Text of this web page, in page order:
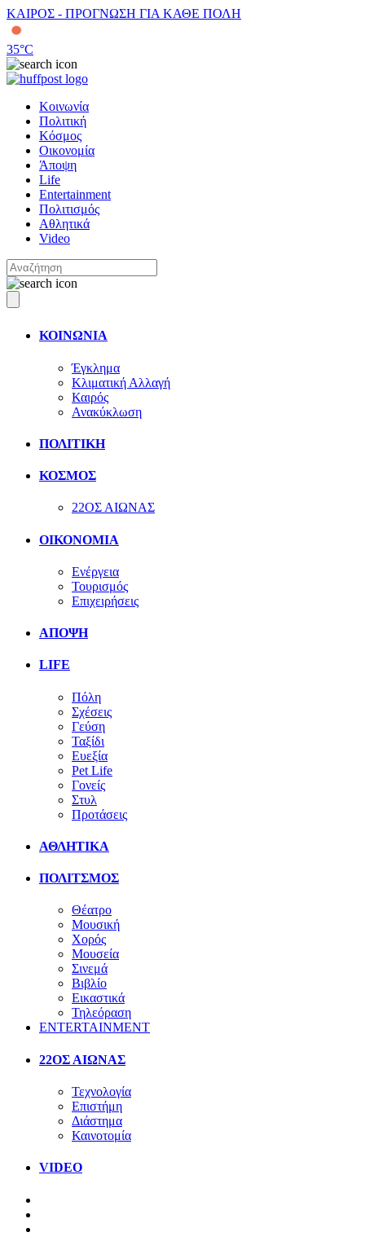
ΚΑΙΡΟΣ - ΠΡΟΓΝΩΣΗ ΓΙΑ ΚΑΘΕ ΠΟΛΗ
35°C
Κοινωνία
Πολιτική
Κόσμος
Οικονομία
Άποψη
Life
Entertainment
Πολιτισμός
Αθλητικά
Video
ΚΟΙΝΩΝΙΑ
Έγκλημα
Κλιματική Αλλαγή
Καιρός
Ανακύκλωση
ΠΟΛΙΤΙΚΗ
ΚΟΣΜΟΣ
22ΟΣ ΑΙΩΝΑΣ
ΟΙΚΟΝΟΜΙΑ
Ενέργεια
Τουρισμός
Επιχειρήσεις
ΑΠΟΨΗ
LIFE
Πόλη
Σχέσεις
Γεύση
Ταξίδι
Ευεξία
Pet Life
Γονείς
Στυλ
Προτάσεις
ΑΘΛΗΤΙΚΑ
ΠΟΛΙΤΣΜΟΣ
Θέατρο
Μουσική
Χορός
Μουσεία
Σινεμά
Βιβλίο
Εικαστικά
Τηλεόραση
ENTERTAINMENT
22ΟΣ ΑΙΩΝΑΣ
Τεχνολογία
Επιστήμη
Διάστημα
Καινοτομία
VIDEO